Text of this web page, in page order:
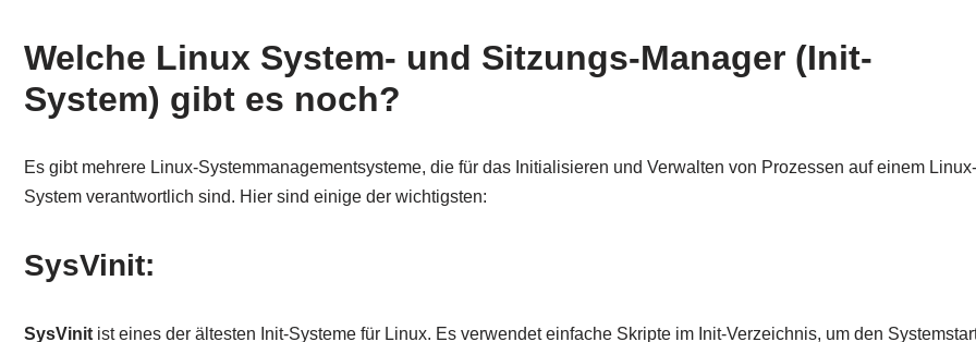
Welche Linux System- und Sitzungs-Manager (Init-
System) gibt es noch?
Es gibt mehrere Linux-Systemmanagementsysteme, die für das Initialisieren und Verwalten von Prozessen auf einem Linux-
System verantwortlich sind. Hier sind einige der wichtigsten:
SysVinit:
SysVinitist eines der ältesten Init-Systeme für Linux. Es verwendet einfache Skripte im Init-Verzeichnis, um den